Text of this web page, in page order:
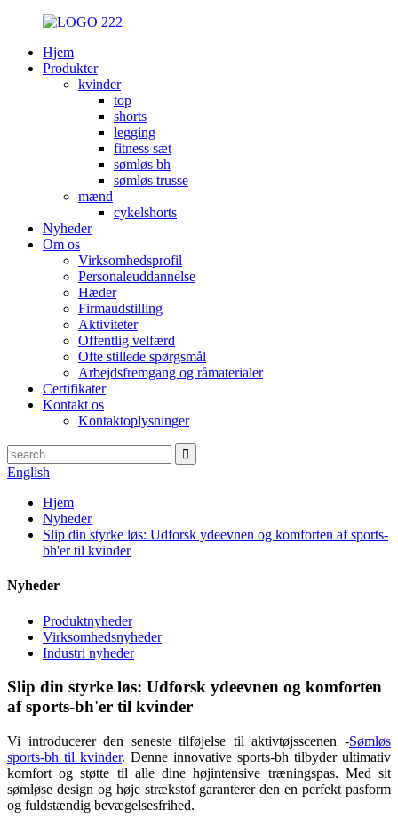
Hjem
Produkter
kvinder
top
shorts
legging
fitness sæt
sømløs bh
sømløs trusse
mænd
cykelshorts
Nyheder
Om os
Virksomhedsprofil
Personaleuddannelse
Hæder
Firmaudstilling
Aktiviteter
Offentlig velfærd
Ofte stillede spørgsmål
Arbejdsfremgang og råmaterialer
Certifikater
Kontakt os
Kontaktoplysninger
English
Hjem
Nyheder
Slip din styrke løs: Udforsk ydeevnen og komforten af ​​sports-
bh'er til kvinder
Nyheder
Produktnyheder
Virksomhedsnyheder
Industri nyheder
Slip din styrke løs: Udforsk ydeevnen og komforten
af ​​sports-bh'er til kvinder
Vi introducerer den seneste tilføjelse til aktivtøjsscenen -Sømløs
sports-bh til kvinder. Denne innovative sports-bh tilbyder ultimativ
komfort og støtte til alle dine højintensive træningspas. Med sit
sømløse design og høje strækstof garanterer den en perfekt pasform
og fuldstændig bevægelsesfrihed.